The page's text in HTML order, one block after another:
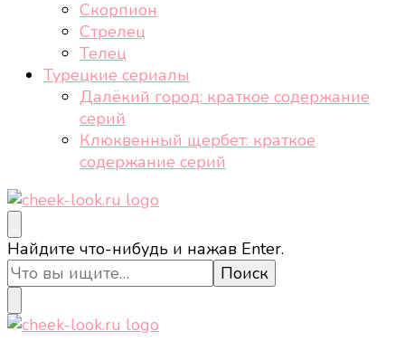
Скорпион
Стрелец
Телец
Турецкие сериалы
Далёкий город: краткое содержание
серий
Клюквенный щербет: краткое
содержание серий
cheek-look.ru
Женский сайт о звездах и кино, а также трендах,
здоровом образе жизни, спорте, стиле, отдыхе и
еде.
Ищите
что-
то?
Найдите что-нибудь и нажав Enter.